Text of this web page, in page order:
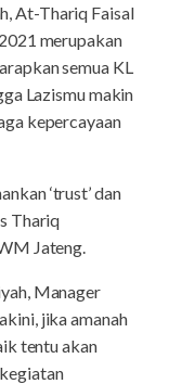
At-Thariq Faisal
merupakan
semua KL
Lazismu makin
kepercayaan
‘trust’ dan
Thariq
Jateng.
Manager
jika amanah
tentu akan